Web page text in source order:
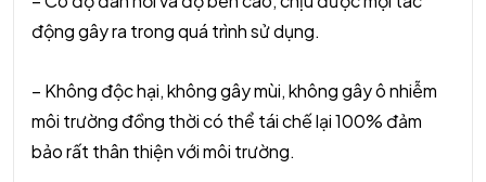
động gây ra trong quá trình sử dụng.
– Không độc hại, không gây mùi, không gây ô nhiễm
môi trường đồng thời có thể tái chế lại 100% đảm
bảo rất thân thiện với môi trường.